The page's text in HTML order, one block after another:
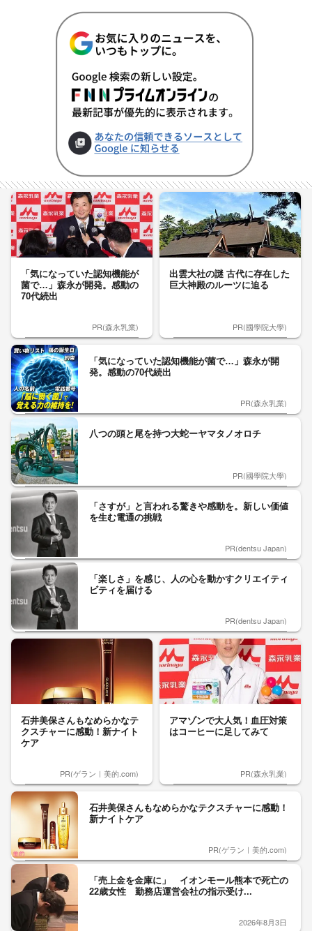
「気になっていた認知機能が
菌で…」森永が開発。感動の
70代続出
PR(森永乳業)
出雲大社の謎 古代に存在した
巨大神殿のルーツに迫る
PR(國學院大學)
「気になっていた認知機能が菌で…」森永が開
発。感動の70代続出
PR(森永乳業)
八つの頭と尾を持つ大蛇ーヤマタノオロチ
PR(國學院大學)
「さすが」と言われる驚きや感動を。新しい価値
を生む電通の挑戦
PR(dentsu Japan)
「楽しさ」を感じ、人の心を動かすクリエイティ
ビティを届ける
PR(dentsu Japan)
石井美保さんもなめらかなテ
クスチャーに感動！新ナイト
ケア
PR(ゲラン｜美的.com)
アマゾンで大人気！血圧対策
はコーヒーに足してみて
PR(森永乳業)
石井美保さんもなめらかなテクスチャーに感動！
新ナイトケア
PR(ゲラン｜美的.com)
「売上金を金庫に」 イオンモール熊本で死亡の
22歳女性 勤務店運営会社の指示受け...
2026年8月3日